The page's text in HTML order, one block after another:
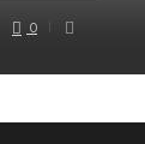
0